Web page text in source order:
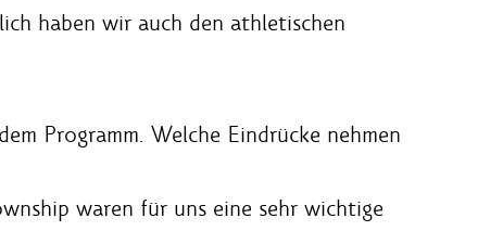
haben wir auch den athletischen
Programm. Welche Eindrücke nehmen
waren für uns eine sehr wichtige